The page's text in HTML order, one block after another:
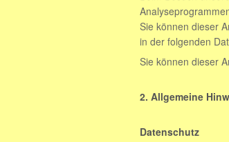
Sie können dieser
in der folgenden
Sie können dieser
2. Allgemeine
Datenschutz